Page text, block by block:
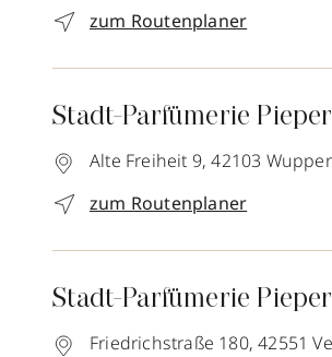
zum Routenplaner
Stadt-Parfümerie Pieper
Alte Freiheit 9, 42103
zum Routenplaner
Stadt-Parfümerie Pieper
Friedrichstraße 180, 42551